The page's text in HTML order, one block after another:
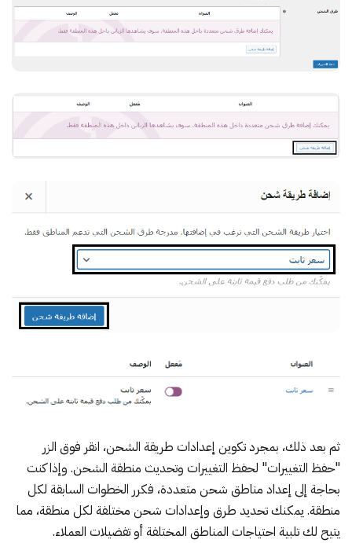
ثم بعد ذلك، بمجرد تكوين إعدادات طريقة الشحن، انقر فوق الزر
"حفظ التغييرات" لحفظ التغييرات وتحديث منطقة الشحن. وإذا كنت
بحاجة إلى إعداد مناطق شحن متعددة، فكرر الخطوات السابقة لكل
منطقة. يمكنك تحديد طرق وإعدادات شحن مختلفة لكل منطقة، مما
يتيح لك تلبية احتياجات المناطق المختلفة أو تفضيلات العملاء.